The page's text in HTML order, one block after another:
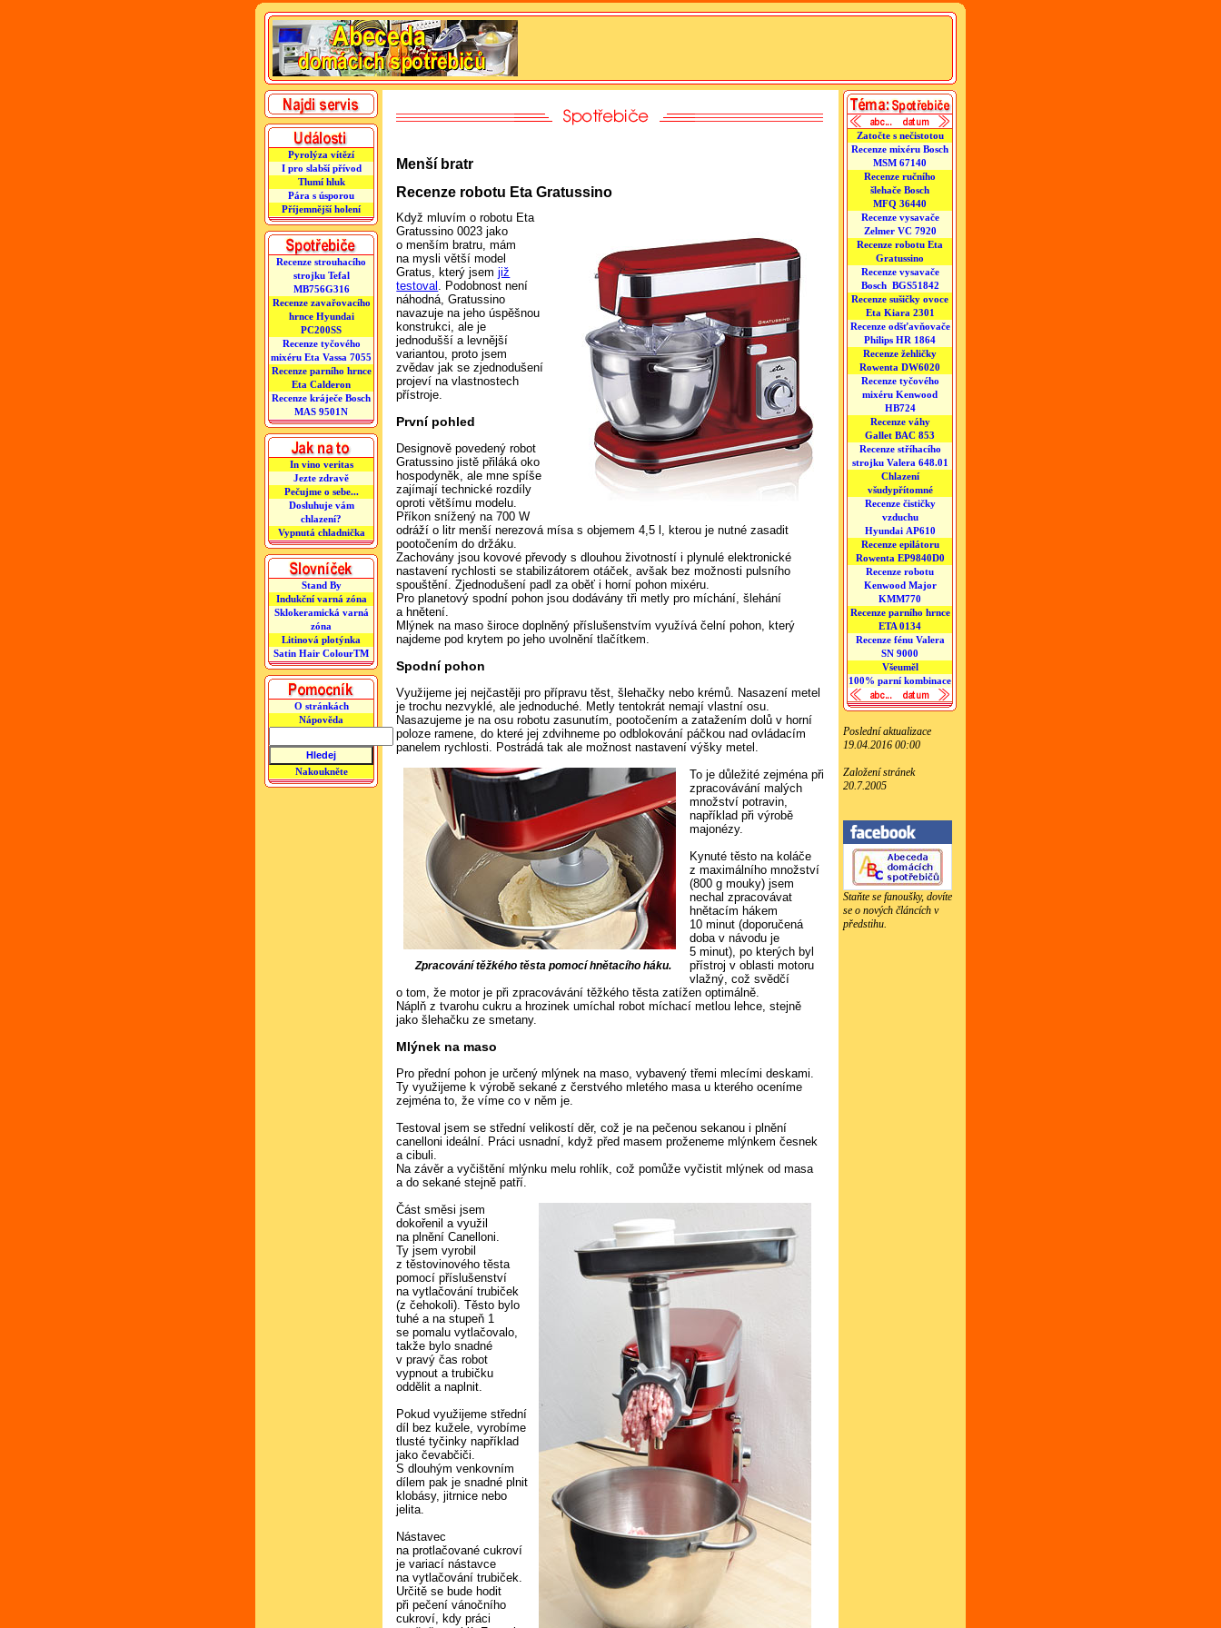
Pyrolýza vítězí
I pro slabší přívod
Tlumí hluk
Pára s úsporou
Příjemnější holení
Recenze strouhacího
strojku Tefal
MB756G316
Recenze zavařovacího
hrnce Hyundai
PC200SS
Recenze tyčového
mixéru Eta Vassa 7055
Recenze parního hrnce
Eta Calderon
Recenze kráječe Bosch
MAS 9501N
In vino veritas
Jezte zdravě
Pečujme o sebe...
Dosluhuje vám
chlazení?
Vypnutá chladnička
Stand By
Indukční varná zóna
Sklokeramická varná
zóna
Litinová plotýnka
Satin Hair ColourTM
O stránkách
Nápověda
Nakoukněte
Menší bratr
Recenze robotu Eta Gratussino
Když mluvím o robotu Eta
Gratussino 0023 jako
o menším bratru, mám
na mysli větší model
Gratus, který jsemjiž
testoval
. Podobnost není
náhodná, Gratussino
navazuje na jeho úspěšnou
konstrukci, ale je
jednodušší a levnější
variantou, proto jsem
zvědav jak se zjednodušení
projeví na vlastnostech
přístroje.
První pohled
Designově povedený robot
Gratussino jistě přiláká oko
hospodyněk, ale mne spíše
zajímají technické rozdíly
oproti většímu modelu.
Příkon snížený na 700 W
odráží o litr menší nerezová mísa s objemem 4,5 l, kterou je nutné zasadit
pootočením do držáku.
Zachovány jsou kovové převody s dlouhou životností i plynulé elektronické
nastavení rychlosti se stabilizátorem otáček, avšak bez možnosti pulsního
spouštění. Zjednodušení padl za oběť i horní pohon mixéru.
Pro planetový spodní pohon jsou dodávány tři metly pro míchání, šlehání
a hnětení.
Mlýnek na maso široce doplněný příslušenstvím využívá čelní pohon, který
najdeme pod krytem po jeho uvolnění tlačítkem.
Spodní pohon
Využijeme jej nejčastěji pro přípravu těst, šlehačky nebo krémů. Nasazení metel
je trochu nezvyklé, ale jednoduché. Metly tentokrát nemají vlastní osu.
Nasazujeme je na osu robotu zasunutím, pootočením a zatažením dolů v horní
poloze ramene, do které jej zdvihneme po odblokování páčkou nad ovládacím
panelem rychlosti. Postrádá tak ale možnost nastavení výšky metel.
Zpracování těžkého těsta pomocí hnětacího háku.
To je důležité zejména při
zpracovávání malých
množství potravin,
například při výrobě
majonézy.
Kynuté těsto na koláče
z maximálního množství
(800 g mouky) jsem
nechal zpracovávat
hnětacím hákem
10 minut (doporučená
doba v návodu je
5 minut), po kterých byl
přístroj v oblasti motoru
vlažný, což svědčí
o tom, že motor je při zpracovávání těžkého těsta zatížen optimálně.
Náplň z tvarohu cukru a hrozinek umíchal robot míchací metlou lehce, stejně
jako šlehačku ze smetany.
Mlýnek na maso
Pro přední pohon je určený mlýnek na maso, vybavený třemi mlecími deskami.
Ty využijeme k výrobě sekané z čerstvého mletého masa u kterého oceníme
zejména to, že víme co v něm je.
Testoval jsem se střední velikostí děr, což je na pečenou sekanou i plnění
canelloni ideální. Práci usnadní, když před masem proženeme mlýnkem česnek
a cibuli.
Na závěr a vyčištění mlýnku melu rohlík, což pomůže vyčistit mlýnek od masa
a do sekané stejně patří.
Část směsi jsem
dokořenil a využil
na plnění Canelloni.
Ty jsem vyrobil
z těstovinového těsta
pomocí příslušenství
na vytlačování trubiček
(z čehokoli). Těsto bylo
tuhé a na stupeň 1
se pomalu vytlačovalo,
takže bylo snadné
v pravý čas robot
vypnout a trubičku
oddělit a naplnit.
Pokud využijeme střední
díl bez kužele, vyrobíme
tlusté tyčinky například
jako čevabčiči.
S dlouhým venkovním
dílem pak je snadné plnit
klobásy, jitrnice nebo
jelita.
Nástavec
na protlačované cukroví
je variací nástavce
na vytlačování trubiček.
Určitě se bude hodit
při pečení vánočního
cukroví, kdy práci
Zatočte s nečistotou
Recenze mixéru Bosch
MSM 67140
Recenze ručního
šlehače Bosch
MFQ 36440
Recenze vysavače
Zelmer VC 7920
Recenze robotu Eta
Gratussino
Recenze vysavače
Bosch BGS51842
Recenze sušičky ovoce
Eta Kiara 2301
Recenze odšťavňovače
Philips HR 1864
Recenze žehličky
Rowenta DW6020
Recenze tyčového
mixéru Kenwood
HB724
Recenze váhy
Gallet BAC 853
Recenze stříhacího
strojku Valera 648.01
Chlazení
všudypřítomné
Recenze čističky
vzduchu
Hyundai AP610
Recenze epilátoru
Rowenta EP9840D0
Recenze robotu
Kenwood Major
KMM770
Recenze parního hrnce
ETA 0134
Recenze fénu Valera
SN 9000
Všeuměl
100% parní kombinace
Poslední aktualizace
19.04.2016 00:00
Založení stránek
20.7.2005
Staňte se fanoušky, dovíte
se o nových článcích v
předstihu.